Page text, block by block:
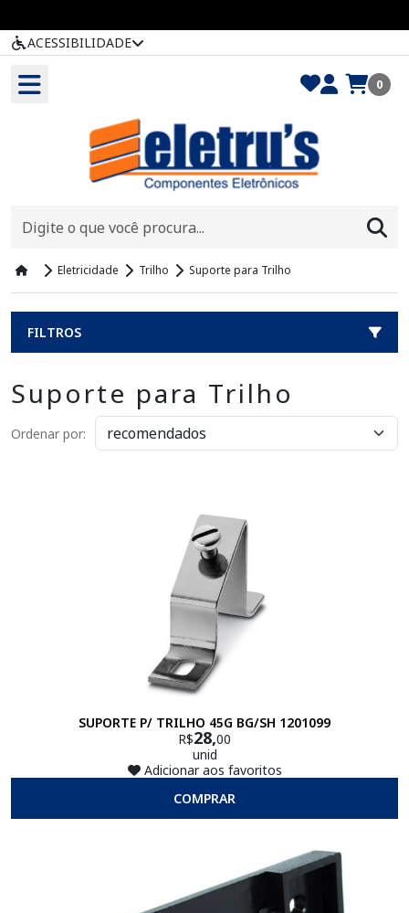
ACESSIBILIDADE
0
Eletricidade Trilho Suporte para Trilho
FILTROS
Suporte para Trilho
Ordenar por:
SUPORTE P/ TRILHO 45G BG/SH 1201099
R$28,00
unid
Adicionar aos favoritos
COMPRAR